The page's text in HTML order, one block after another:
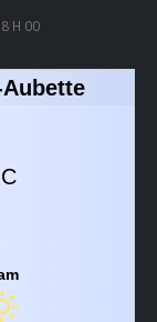
H 00
C